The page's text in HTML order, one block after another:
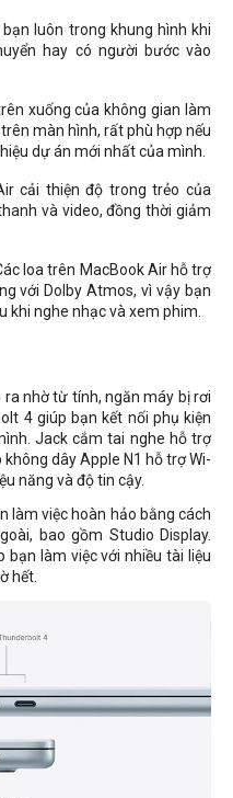
luôn trong khung hình khi
hay có người bước vào
xuống của không gian làm
màn hình, rất phù hợp nếu
dự án mới nhất của mình.
cải thiện độ trong trẻo của
và video, đồng thời giảm
loa trên MacBook Air hỗ trợ
với Dolby Atmos, vì vậy bạn
khi nghe nhạc và xem phim.
nhờ từ tính, ngăn máy bị rơi
4 giúp bạn kết nối phụ kiện
Jack cắm tai nghe hỗ trợ
dây Apple N1 hỗ trợ Wi-
năng và độ tin cậy.
làm việc hoàn hảo bằng cách
bao gồm Studio Display.
bạn làm việc với nhiều tài liệu
hết.